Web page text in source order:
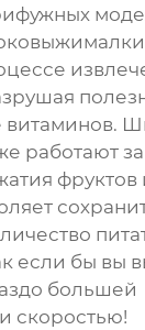
витаминов.
работают за
если бы вы
большей
скоростью!